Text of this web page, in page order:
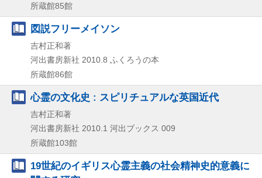
所蔵館85館
図説フリーメイソン
吉村正和著
河出書房新社 2010.8 ふくろうの本
所蔵館86館
心霊の文化史 : スピリチュアルな英国近代
吉村正和著
河出書房新社 2010.1 河出ブックス 009
所蔵館103館
19世紀のイギリス心霊主義の社会精神史的意義に